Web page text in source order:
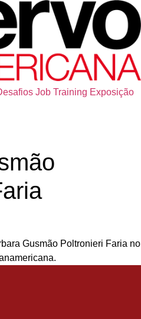
Job Training Exposição
Gusmão Poltronieri Faria no